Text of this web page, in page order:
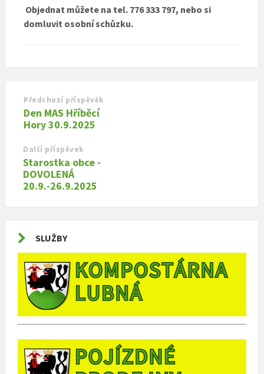
Objednat můžete na tel. 776 333 797, nebo si
domluvit osobní schůzku.
Předchozí příspěvěk
Den MAS Hříběcí
Hory 30.9.2025
Další příspěvek
Starostka obce -
DOVOLENÁ
20.9.-26.9.2025
SLUŽBY